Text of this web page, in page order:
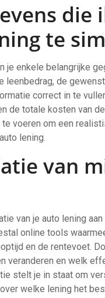
te
je enkele belangrijke
leenbedrag, de
correct in te
de totale kosten van
voeren om een
lening.
van
van je auto lening
online tools
en de rentevoet.
veranderen en welk
stelt je in staat om
welke lening het